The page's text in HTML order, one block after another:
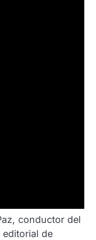
conductor del
editorial de